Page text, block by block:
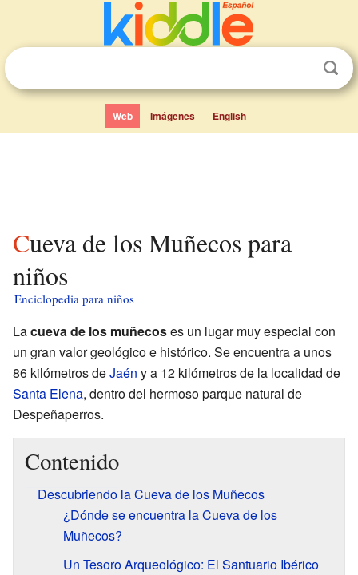
Web Imágenes English
Cueva de los Muñecos para
niños
Enciclopedia para niños
Lacueva de los muñecoses un lugar muy especial con
un gran valor geológico e histórico. Se encuentra a unos
86 kilómetros deJaén y a 12 kilómetros de la localidad de
Santa Elena, dentro del hermoso parque natural de
Despeñaperros.
Contenido
Descubriendo la Cueva de los Muñecos
¿Dónde se encuentra la Cueva de los
Muñecos?
Un Tesoro Arqueológico: El Santuario Ibérico